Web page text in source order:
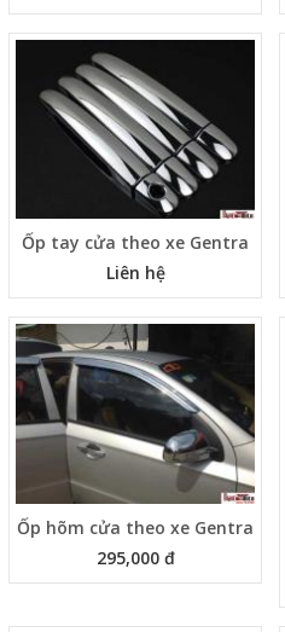
Ốp tay cửa theo xe Gentra
Liên hệ
Ốp hõm cửa theo xe Gentra
295,000 đ